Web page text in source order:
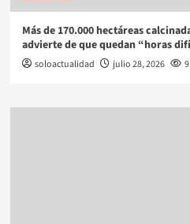
Más de 170.000 hectáreas
advierte de que quedan “horas
soloactualidad julio 28, 2026